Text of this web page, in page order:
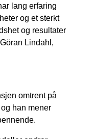
lang erfaring
og et sterkt
og resultater
Lindahl,
omtrent på
han mener